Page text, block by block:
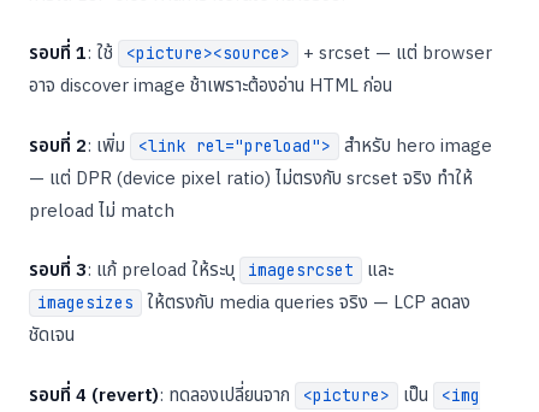
รอบที่ 1: ใช้ <picture><source>
+ srcset — แต่ browser
อาจ discover image ช้าเพราะต้องอ่าน HTML ก่อน
รอบที่ 2: เพิ่ม <link rel="preload">
สำหรับ hero image
— แต่ DPR (device pixel ratio) ไม่ตรงกับ srcset จริง ทำให้
preload ไม่ match
รอบที่ 3: แก้ preload ให้ระบุ imagesrcset และ
imagesizes
ให้ตรงกับ media queries จริง — LCP ลดลง
ชัดเจน
รอบที่ 4 (revert): ทดลองเปลี่ยนจาก <picture> เป็น
<img